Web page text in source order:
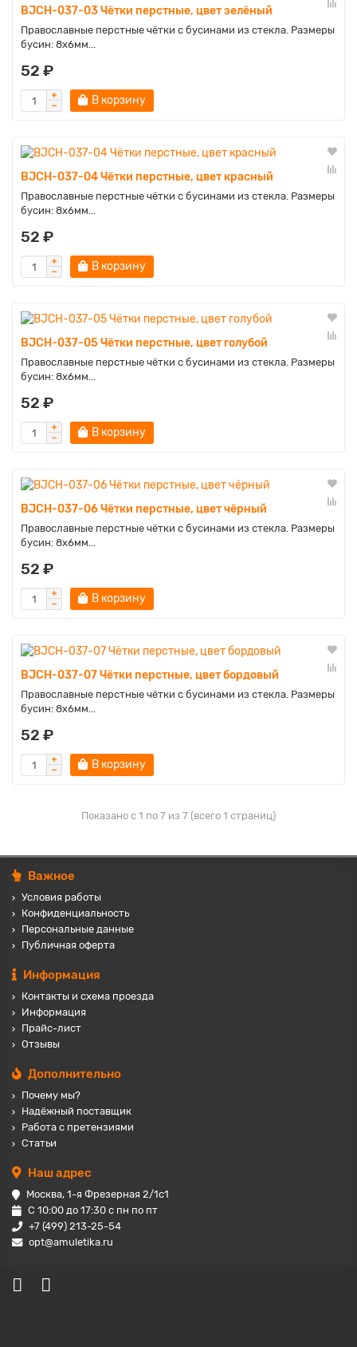
BJCH-037-03 Чётки перстные, цвет зелёный
Православные перстные чётки с бусинами из стекла. Размеры
бусин: 8х6мм...
52 ₽
В корзину
BJCH-037-04 Чётки перстные, цвет красный
Православные перстные чётки с бусинами из стекла. Размеры
бусин: 8х6мм...
52 ₽
В корзину
BJCH-037-05 Чётки перстные, цвет голубой
Православные перстные чётки с бусинами из стекла. Размеры
бусин: 8х6мм...
52 ₽
В корзину
BJCH-037-06 Чётки перстные, цвет чёрный
Православные перстные чётки с бусинами из стекла. Размеры
бусин: 8х6мм...
52 ₽
В корзину
BJCH-037-07 Чётки перстные, цвет бордовый
Православные перстные чётки с бусинами из стекла. Размеры
бусин: 8х6мм...
52 ₽
В корзину
Показано с 1 по 7 из 7 (всего 1 страниц)
Важное
Условия работы
Конфиденциальность
Персональные данные
Публичная оферта
Информация
Контакты и схема проезда
Информация
Прайс-лист
Отзывы
Дополнительно
Почему мы?
Надёжный поставщик
Работа с претензиями
Статьи
Наш адрес
Москва, 1-я Фрезерная 2/1с1
С 10:00 до 17:30 с пн по пт
+7 (499) 213-25-54
opt@amuletika.ru